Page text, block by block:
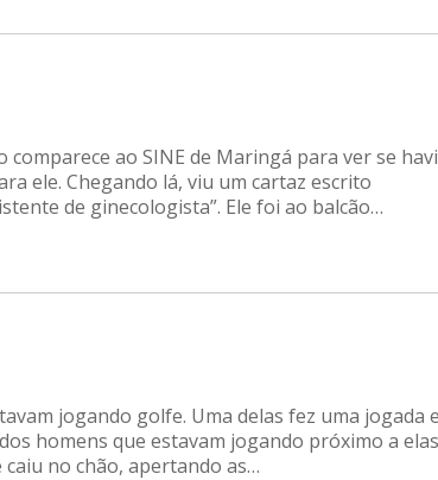
comparece ao SINE de Maringá para ver se
ele. Chegando lá, viu um cartaz escrito
de ginecologista”. Ele foi ao balcão…
jogando golfe. Uma delas fez uma jogada
homens que estavam jogando próximo a
caiu no chão, apertando as…